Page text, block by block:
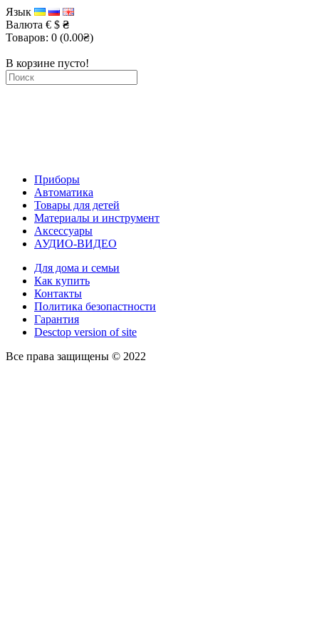
Язык
Валюта € $ ₴
Товаров: 0 (0.00₴)
В корзине пусто!
Приборы
Автоматика
Товары для детей
Материалы и инструмент
Аксессуары
АУДИО-ВИДЕО
Для дома и семьи
Как купить
Контакты
Политика безопастности
Гарантия
Desctop version of site
Все права защищены © 2022